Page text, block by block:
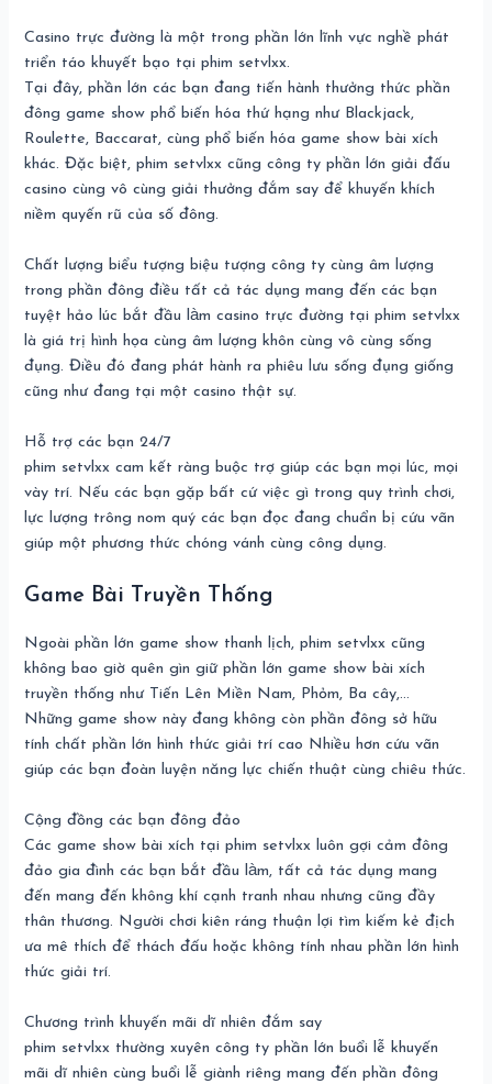
Casino trực đường là một trong phần lớn lĩnh vực nghề phát
triển táo khuyết bạo tại phim setvlxx.
Tại đây, phần lớn các bạn đang tiến hành thưởng thức phần
đông game show phổ biến hóa thứ hạng như Blackjack,
Roulette, Baccarat, cùng phổ biến hóa game show bài xích
khác. Đặc biệt, phim setvlxx cũng công ty phần lớn giải đấu
casino cùng vô cùng giải thưởng đắm say để khuyến khích
niềm quyến rũ của số đông.
Chất lượng biểu tượng biệu tượng công ty cùng âm lượng
trong phần đông điều tất cả tác dụng mang đến các bạn
tuyệt hảo lúc bắt đầu làm casino trực đường tại phim setvlxx
là giá trị hình họa cùng âm lượng khôn cùng vô cùng sống
đụng. Điều đó đang phát hành ra phiêu lưu sống đụng giống
cũng như đang tại một casino thật sự.
Hỗ trợ các bạn 24/7
phim setvlxx cam kết ràng buộc trợ giúp các bạn mọi lúc, mọi
vày trí. Nếu các bạn gặp bất cứ việc gì trong quy trình chơi,
lực lượng trông nom quý các bạn đọc đang chuẩn bị cứu vãn
giúp một phương thức chóng vánh cùng công dụng.
Game Bài Truyền Thống
Ngoài phần lớn game show thanh lịch, phim setvlxx cũng
không bao giờ quên gìn giữ phần lớn game show bài xích
truyền thống như Tiến Lên Miền Nam, Phỏm, Ba cây,…
Những game show này đang không còn phần đông sở hữu
tính chất phần lớn hình thức giải trí cao Nhiều hơn cứu vãn
giúp các bạn đoàn luyện năng lực chiến thuật cùng chiêu thức.
Cộng đồng các bạn đông đảo
Các game show bài xích tại phim setvlxx luôn gợi cảm đông
đảo gia đình các bạn bắt đầu làm, tất cả tác dụng mang
đến mang đến không khí cạnh tranh nhau nhưng cũng đầy
thân thương. Người chơi kiên ráng thuận lợi tìm kiếm kẻ địch
ưa mê thích để thách đấu hoặc không tính nhau phần lớn hình
thức giải trí.
Chương trình khuyến mãi dĩ nhiên đắm say
phim setvlxx thường xuyên công ty phần lớn buổi lễ khuyến
mãi dĩ nhiên cùng buổi lễ giành riêng mang đến phần đông